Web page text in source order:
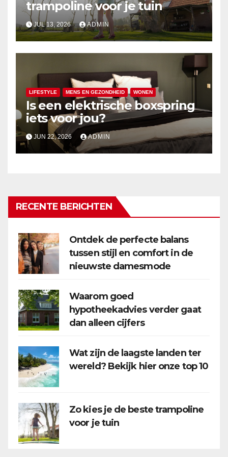
trampoline voor je tuin
JUL 13, 2026 ADMIN
LIFESTYLE MENS EN GEZONDHEID WONEN
Is een elektrische boxspring
iets voor jou?
JUN 22, 2026 ADMIN
RECENTE BERICHTEN
Ontdek de perfecte balans
tussen stijl en comfort in de
nieuwste damesmode
Waarom goed
hypotheekadvies verder gaat
dan alleen cijfers
Wat zijn de laagste landen ter
wereld? Bekijk hier onze top 10
Zo kies je de beste trampoline
voor je tuin